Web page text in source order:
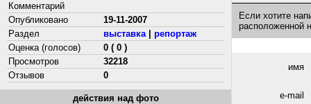
Комментарий
Опубликовано
19-11-2007
Раздел
выставка| репортаж
Оценка (голосов)
0 ( 0 )
Просмотров
32218
Отзывов
0
действия над фото
Если хотите
расположенной
имя
e-mail